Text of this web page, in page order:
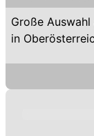
Große
in